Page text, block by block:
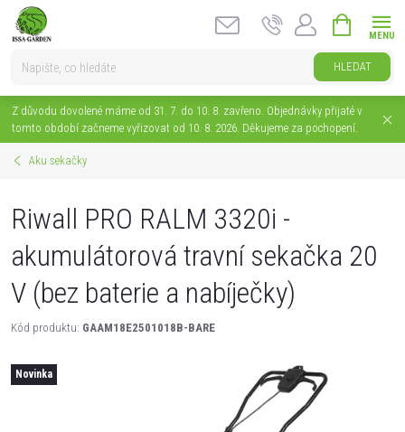
Přejít
HLEDAT
KOŠÍK
Z důvodu dovolené máme od 31. 7. do 10. 8. zavřeno. Objednávky přijaté v
tomto období začneme vyřizovat od 10. 8. 2026. Děkujeme za pochopení.
Aku sekačky
Riwall PRO RALM 3320i -
akumulátorová travní sekačka 20
V (bez baterie a nabíječky)
Kód produktu: GAAM18E2501018B-BARE
Novinka